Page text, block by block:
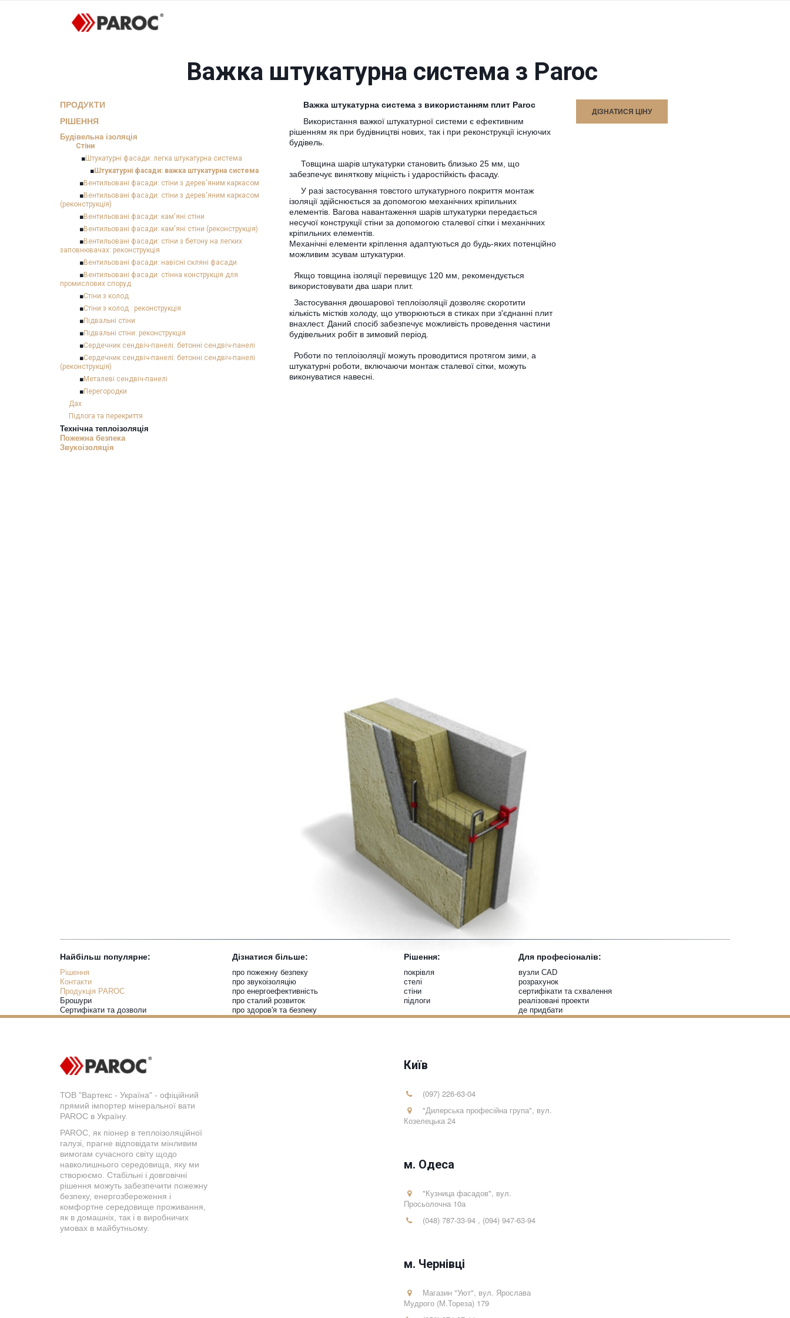
Важка штукатурна система з Paroc
ПРОДУКТИ
РІШЕННЯ
Будівельна ізоляція
Стіни
■Штукатурні фасади: легка штукатурна система
■Штукатурні фасади: важка штукатурна система
■Вентильовані фасади: стіни з дерев'яним каркасом
■Вентильовані фасади: стіни з дерев'яним каркасом
(реконструкція)
■Вентильовані фасади: кам'яні стіни
■Вентильовані фасади: кам'яні стіни (реконструкція)
■Вентильовані фасади: стіни з бетону на легких
заповнювачах: реконструкція
■Вентильовані фасади: навісні скляні фасади
■Вентильовані фасади: стінна конструкція для
промислових споруд
■Стіни з колод
■Стіни з колод : реконструкція
■Підвальні стіни
■Підвальні стіни: реконструкція
■Сердечник сендвіч-панелі: бетонні сендвіч-панелі
■Сердечник сендвіч-панелі: бетонні сендвіч-панелі
(реконструкція)
■Металеві сендвіч-панелі
■Перегородки
Дах
Підлога та перекриття
Технічна теплоізоляція
Пожежна безпека
Звукоізоляція
Важка штукатурна система з використанням плит Paroc
Використання важкої штукатурної системи є ефективним
рішенням як при будівництві нових, так і при реконструкції існуючих
будівель.
Товщина шарів штукатурки становить близько 25 мм, що
забезпечує виняткову міцність і ударостійкість фасаду.
У разі застосування товстого штукатурного покриття монтаж
ізоляції здійснюється за допомогою механічних кріпильних
елементів. Вагова навантаження шарів штукатурки передається
несучої конструкції стіни за допомогою сталевої сітки і механічних
кріпильних елементів.
Механічні елементи кріплення адаптуються до будь-яких потенційно
можливим зсувам штукатурки.
Якщо товщина ізоляції перевищує 120 мм, рекомендується
використовувати два шари плит.
Застосування двошарової теплоізоляції дозволяє скоротити
кількість містків холоду, що утворюються в стиках при з'єднанні плит
внахлест. Даний спосіб забезпечує можливість проведення частини
будівельних робіт в зимовий період.
Роботи по теплоізоляції можуть проводитися протягом зими, а
штукатурні роботи, включаючи монтаж сталевої сітки, можуть
виконуватися навесні.
Несуча конструкція: бетон
Теплоізоляція: один або два шари плит типу PAROC Fatio
Механічні елементи кріплення
Три окремих шару штукатурки на основі вапняного в'яжучого матеріалу +
сітка з кріпленням до несучої конструкції за допомогою механічних
елементів, що проходять через шар теплоізоляції
Для теплоізоляції конструкції навколо отворів рекомендується
використовувати плити мінеральної вати
PAROC Linio 15
ДІЗНАТИСЯ ЦІНУ
Найбільш популярне:
Рішення
Контакти
Продукція PAROC
Брошури
Сертифікати та дозволи
Дізнатися більше:
про пожежну безпеку
про звукоізоляцію
про енергоефективність
про сталий розвиток
про здоров'я та безпеку
Рішення:
покрівля
стелі
стіни
підлоги
Для професіоналів:
вузли CAD
розрахунок
сертифікати та схвалення
реалізовані проекти
де придбати
ТОВ "Вартекс - Україна" - офіційний
прямий імпортер мінеральної вати
PAROC в Україну.
PAROC, як піонер в теплоізоляційної
галузі, прагне відповідати мінливим
вимогам сучасного світу щодо
навколишнього середовища, яку ми
створюємо. Стабільні і довговічні
рішення можуть забезпечити пожежну
безпеку, енергозбереження і
комфортне середовище проживання,
як в домашніх, так і в виробничих
умовах в майбутньому.
Київ
(097) 226-63-04
"Дилерська професійна група", вул.
Козелецька 24
м. Одеса
"Кузница фасадов", вул.
Просьолочна 10а
(048) 787-33-94 , (094) 947-63-94
м. Чернівці
Магазин "Уют", вул. Ярослава
Мудрого (М.Тореза) 179